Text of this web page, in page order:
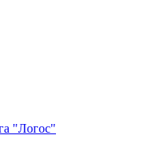
"Логос"